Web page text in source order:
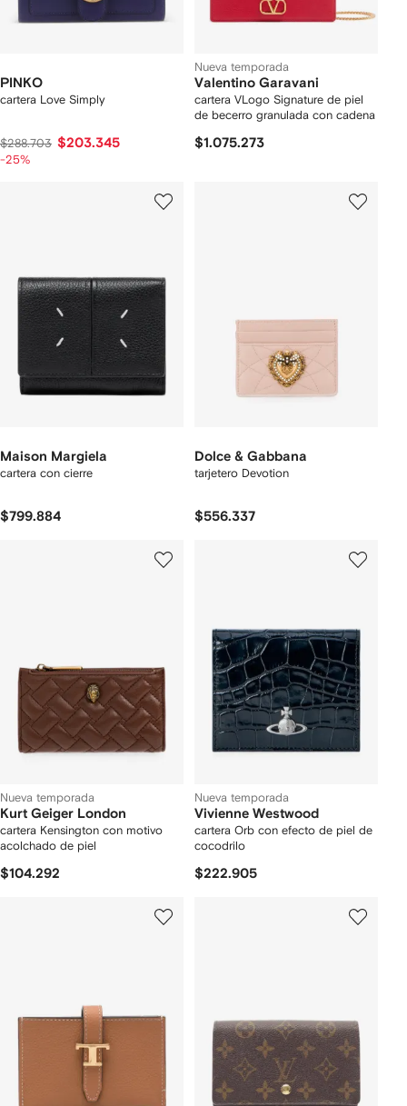
PINKO
cartera Love Simply
$288.703 $203.345
-25%
Nueva temporada
Valentino Garavani
cartera VLogo Signature de piel
de becerro granulada con cadena
$1.075.273
Maison Margiela
cartera con cierre
$799.884
Dolce & Gabbana
tarjetero Devotion
$556.337
Nueva temporada
Kurt Geiger London
cartera Kensington con motivo
acolchado de piel
$104.292
Nueva temporada
Vivienne Westwood
cartera Orb con efecto de piel de
cocodrilo
$222.905